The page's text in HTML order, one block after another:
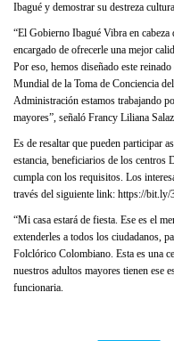
Ibagué y demostrar su destreza
“El Gobierno Ibagué Vibra en
encargado de ofrecerle una mejor
Por eso, hemos diseñado este
Mundial de la Toma de Conciencia
Administración estamos trabajando
mayores”, señaló Francy Liliana
Es de resaltar que pueden participar
estancia, beneficiarios de los centros
cumpla con los requisitos. Los
través del siguiente link: https://
“Mi casa estará de fiesta. Ese es el
extenderles a todos los ciudadanos,
Folclórico Colombiano. Esta es una
nuestros adultos mayores tienen ese
funcionaria.